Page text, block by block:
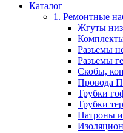
Каталог
1. Ремонтные
Жгуты
Разъемы
Разъемы
Скобы,
Провода
Трубки
Трубки
Патроны